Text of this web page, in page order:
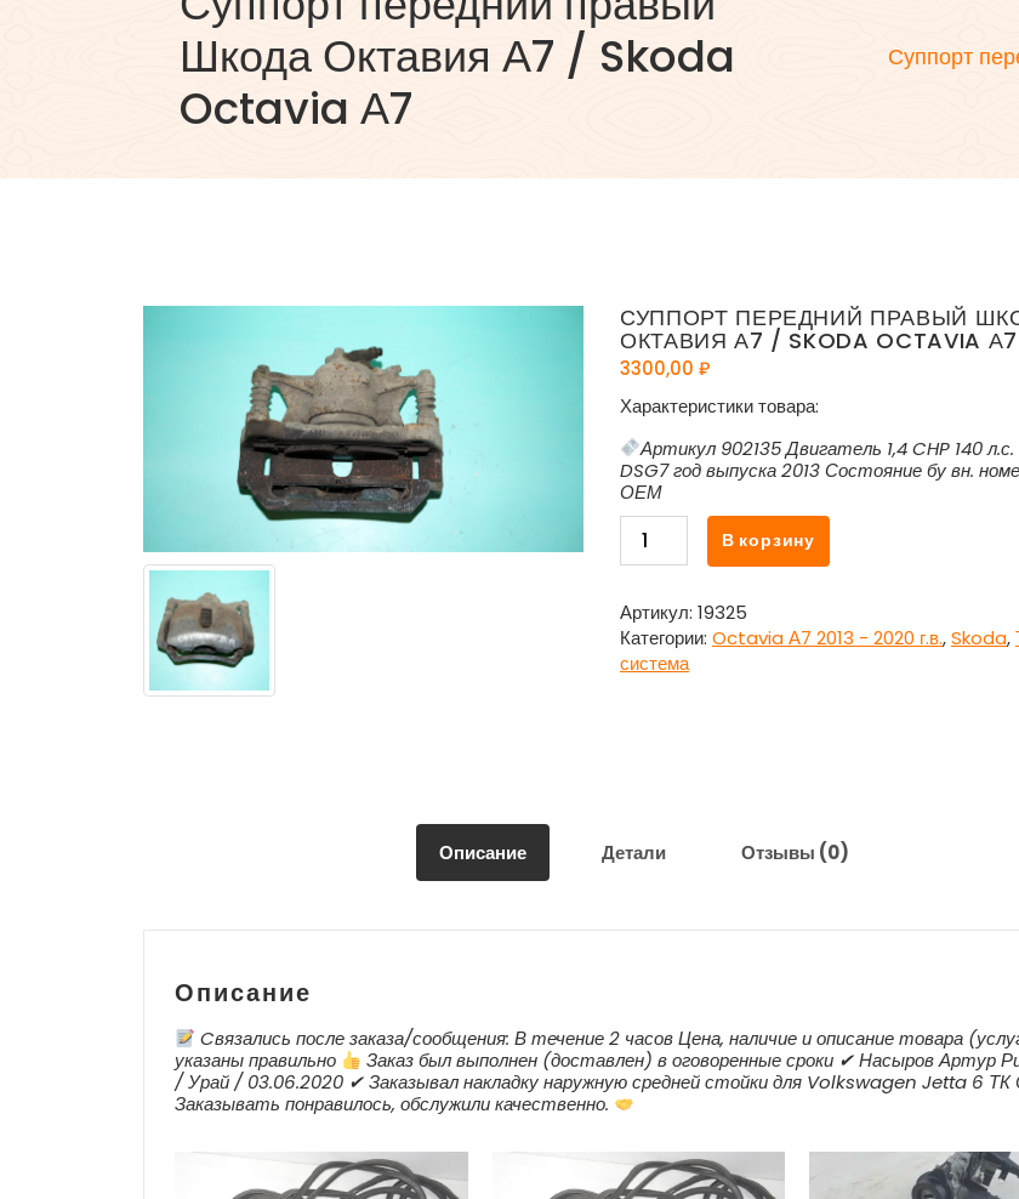
Шкода Октавия А7 / Skoda
Octavia А7
Суппорт
СУППОРТ ПЕРЕДНИЙ ПРАВЫЙ
ОКТАВИЯ А7 / SKODA OCTAVIA А7
3300,00 ₽
Характеристики товара:
Артикул 902135 Двигатель 1,4 CHP 140 л.с.
DSG7 год выпуска 2013 Состояние бу вн.
ОЕМ
Количество
товара
передний
правый
Шкода
Октавия
В корзину
Артикул: 19325
Категории: Octavia А7 2013 - 2020 г.в.,Skoda,
система
Описание Детали Отзывы (0)
Описание
Cвязались после заказа/сообщения: В течение 2 часов Цена, наличие и описание товара
указаны правильно
Заказ был выполнен (доставлен) в оговоренные сроки ✔ Насыров Артур
/ Урай / 03.06.2020 ✔ Заказывал накладку наружную средней стойки для Volkswagen Jetta 6
Заказывать понравилось, обслужили качественно.